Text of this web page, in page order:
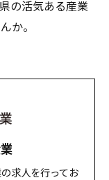
の活気ある産業
か。
求人を行ってお